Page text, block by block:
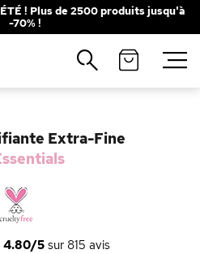
! Plus de 2500 produits jusqu'à
-70% !
Extra-Fine
4.80/5sur 815 avis
Fermer
populaires
Fermer
populaires